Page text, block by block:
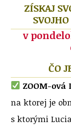
ZÍSKAJ
v
ČO
ZOOM-
na ktorej je
s ktorými